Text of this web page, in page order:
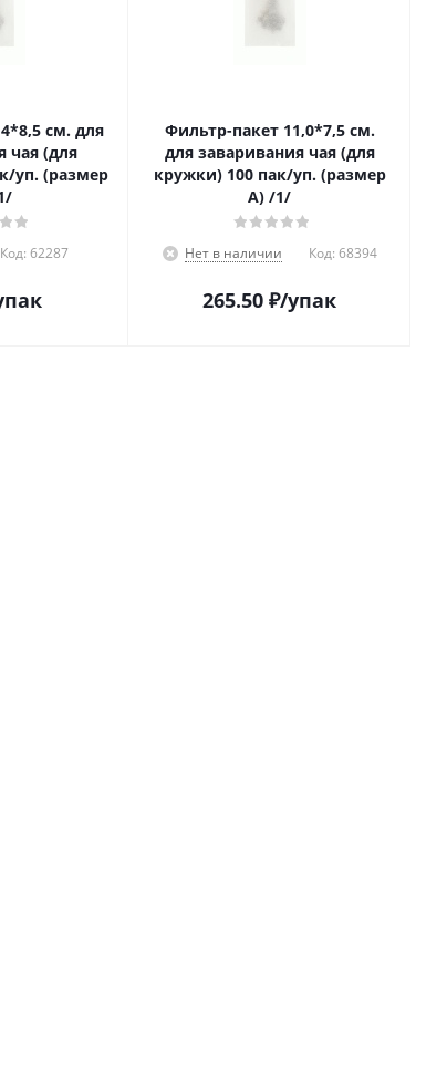
см. для
чая (для
уп. (размер
Код: 62287
Фильтр-пакет 11,0*7,5 см.
для заваривания чая (для
кружки) 100 пак/уп. (размер
A) /1/
Нет в наличии Код: 68394
265.50 ₽/упак